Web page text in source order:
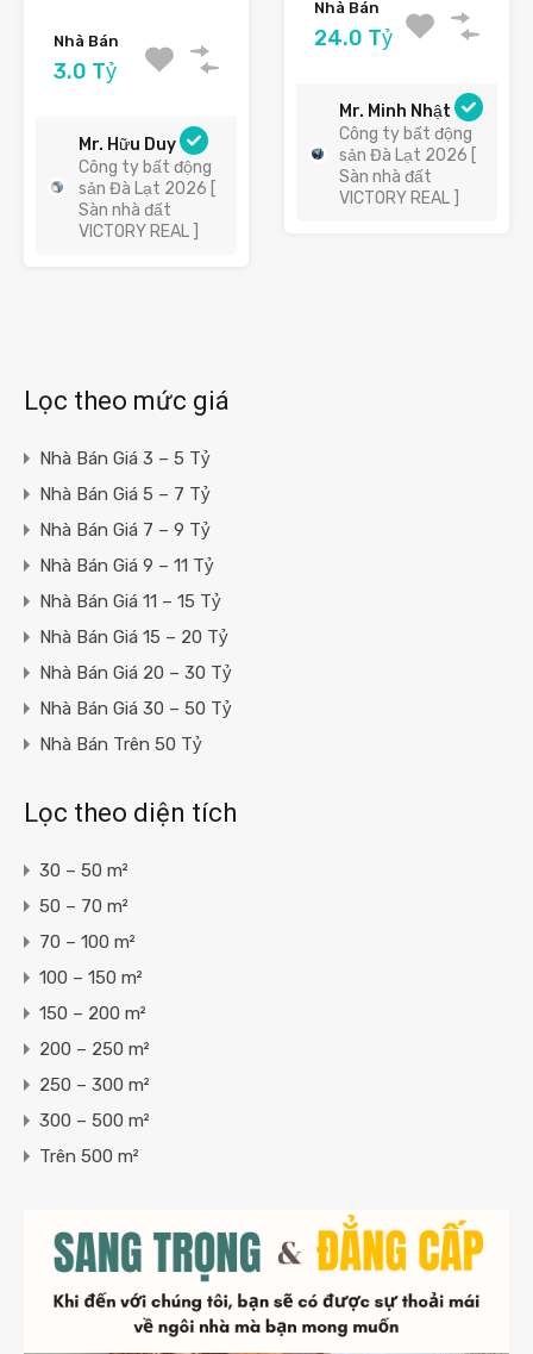
Nhà Bán
3.0 Tỷ
Mr. Hữu Duy
Công ty bất động
sản Đà Lạt 2026 [
Sàn nhà đất
VICTORY REAL ]
Nhà Bán
24.0 Tỷ
Mr. Minh Nhật
Công ty bất động
sản Đà Lạt 2026 [
Sàn nhà đất
VICTORY REAL ]
Lọc theo mức giá
Nhà Bán Giá 3 – 5 Tỷ
Nhà Bán Giá 5 – 7 Tỷ
Nhà Bán Giá 7 – 9 Tỷ
Nhà Bán Giá 9 – 11 Tỷ
Nhà Bán Giá 11 – 15 Tỷ
Nhà Bán Giá 15 – 20 Tỷ
Nhà Bán Giá 20 – 30 Tỷ
Nhà Bán Giá 30 – 50 Tỷ
Nhà Bán Trên 50 Tỷ
Lọc theo diện tích
30 – 50 m²
50 – 70 m²
70 – 100 m²
100 – 150 m²
150 – 200 m²
200 – 250 m²
250 – 300 m²
300 – 500 m²
Trên 500 m²